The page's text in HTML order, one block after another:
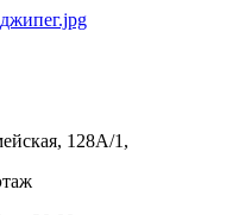
128А/1,